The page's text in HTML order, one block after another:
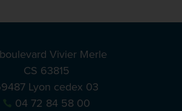
Vivier Merle
CS 63815
Lyon cedex 03
04 72 84 58 00